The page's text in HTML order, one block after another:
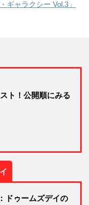
ギャラクシー Vol.3」
ト！公開順にみる
ドゥームズデイの